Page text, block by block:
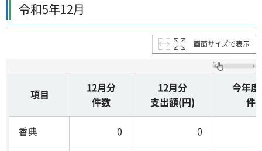
令和5年12月
画面サイズで表示
項目
12月分
件数
12月分
支出額(円)
今年
件
香典 0 0